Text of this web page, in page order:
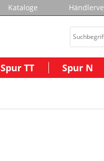
Kataloge
Spur TT Spur N